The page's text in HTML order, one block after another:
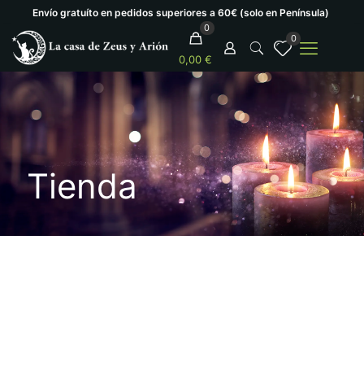
Envío gratuíto en pedidos superiores a 60€ (solo en Península)
0
0,00 €
0
Tienda